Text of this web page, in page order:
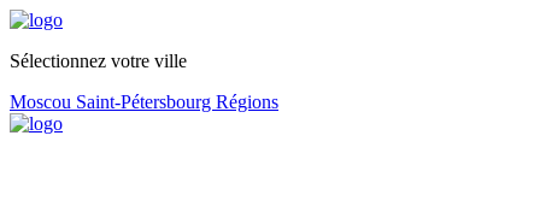
Sélectionnez votre ville
Moscou Saint-Pétersbourg Régions